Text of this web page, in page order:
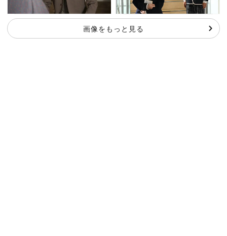
画像をもっと見る